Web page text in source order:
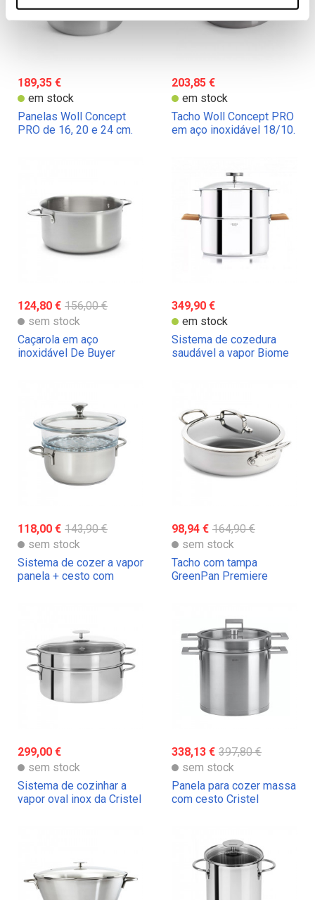
189,35 €
em stock
Panelas Woll Concept
PRO de 16, 20 e 24 cm.
203,85 €
em stock
Tacho Woll Concept PRO
em aço inoxidável 18/10.
124,80 € 156,00 €
sem stock
Caçarola em aço
inoxidável De Buyer
349,90 €
em stock
Sistema de cozedura
saudável a vapor Biome
118,00 € 143,90 €
sem stock
Sistema de cozer a vapor
panela + cesto com
98,94 € 164,90 €
sem stock
Tacho com tampa
GreenPan Premiere
299,00 €
sem stock
Sistema de cozinhar a
vapor oval inox da Cristel
338,13 € 397,80 €
sem stock
Panela para cozer massa
com cesto Cristel